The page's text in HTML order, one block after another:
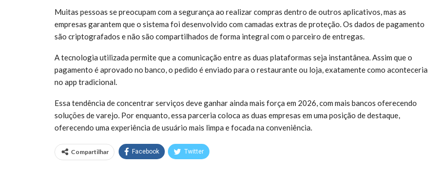
Muitas pessoas se preocupam com a segurança ao realizar compras dentro de outros aplicativos, mas as
empresas garantem que o sistema foi desenvolvido com camadas extras de proteção. Os dados de pagamento
são criptografados e não são compartilhados de forma integral com o parceiro de entregas.
A tecnologia utilizada permite que a comunicação entre as duas plataformas seja instantânea. Assim que o
pagamento é aprovado no banco, o pedido é enviado para o restaurante ou loja, exatamente como aconteceria
no app tradicional.
Essa tendência de concentrar serviços deve ganhar ainda mais força em 2026, com mais bancos oferecendo
soluções de varejo. Por enquanto, essa parceria coloca as duas empresas em uma posição de destaque,
oferecendo uma experiência de usuário mais limpa e focada na conveniência.
Compartilhar Facebook Twitter